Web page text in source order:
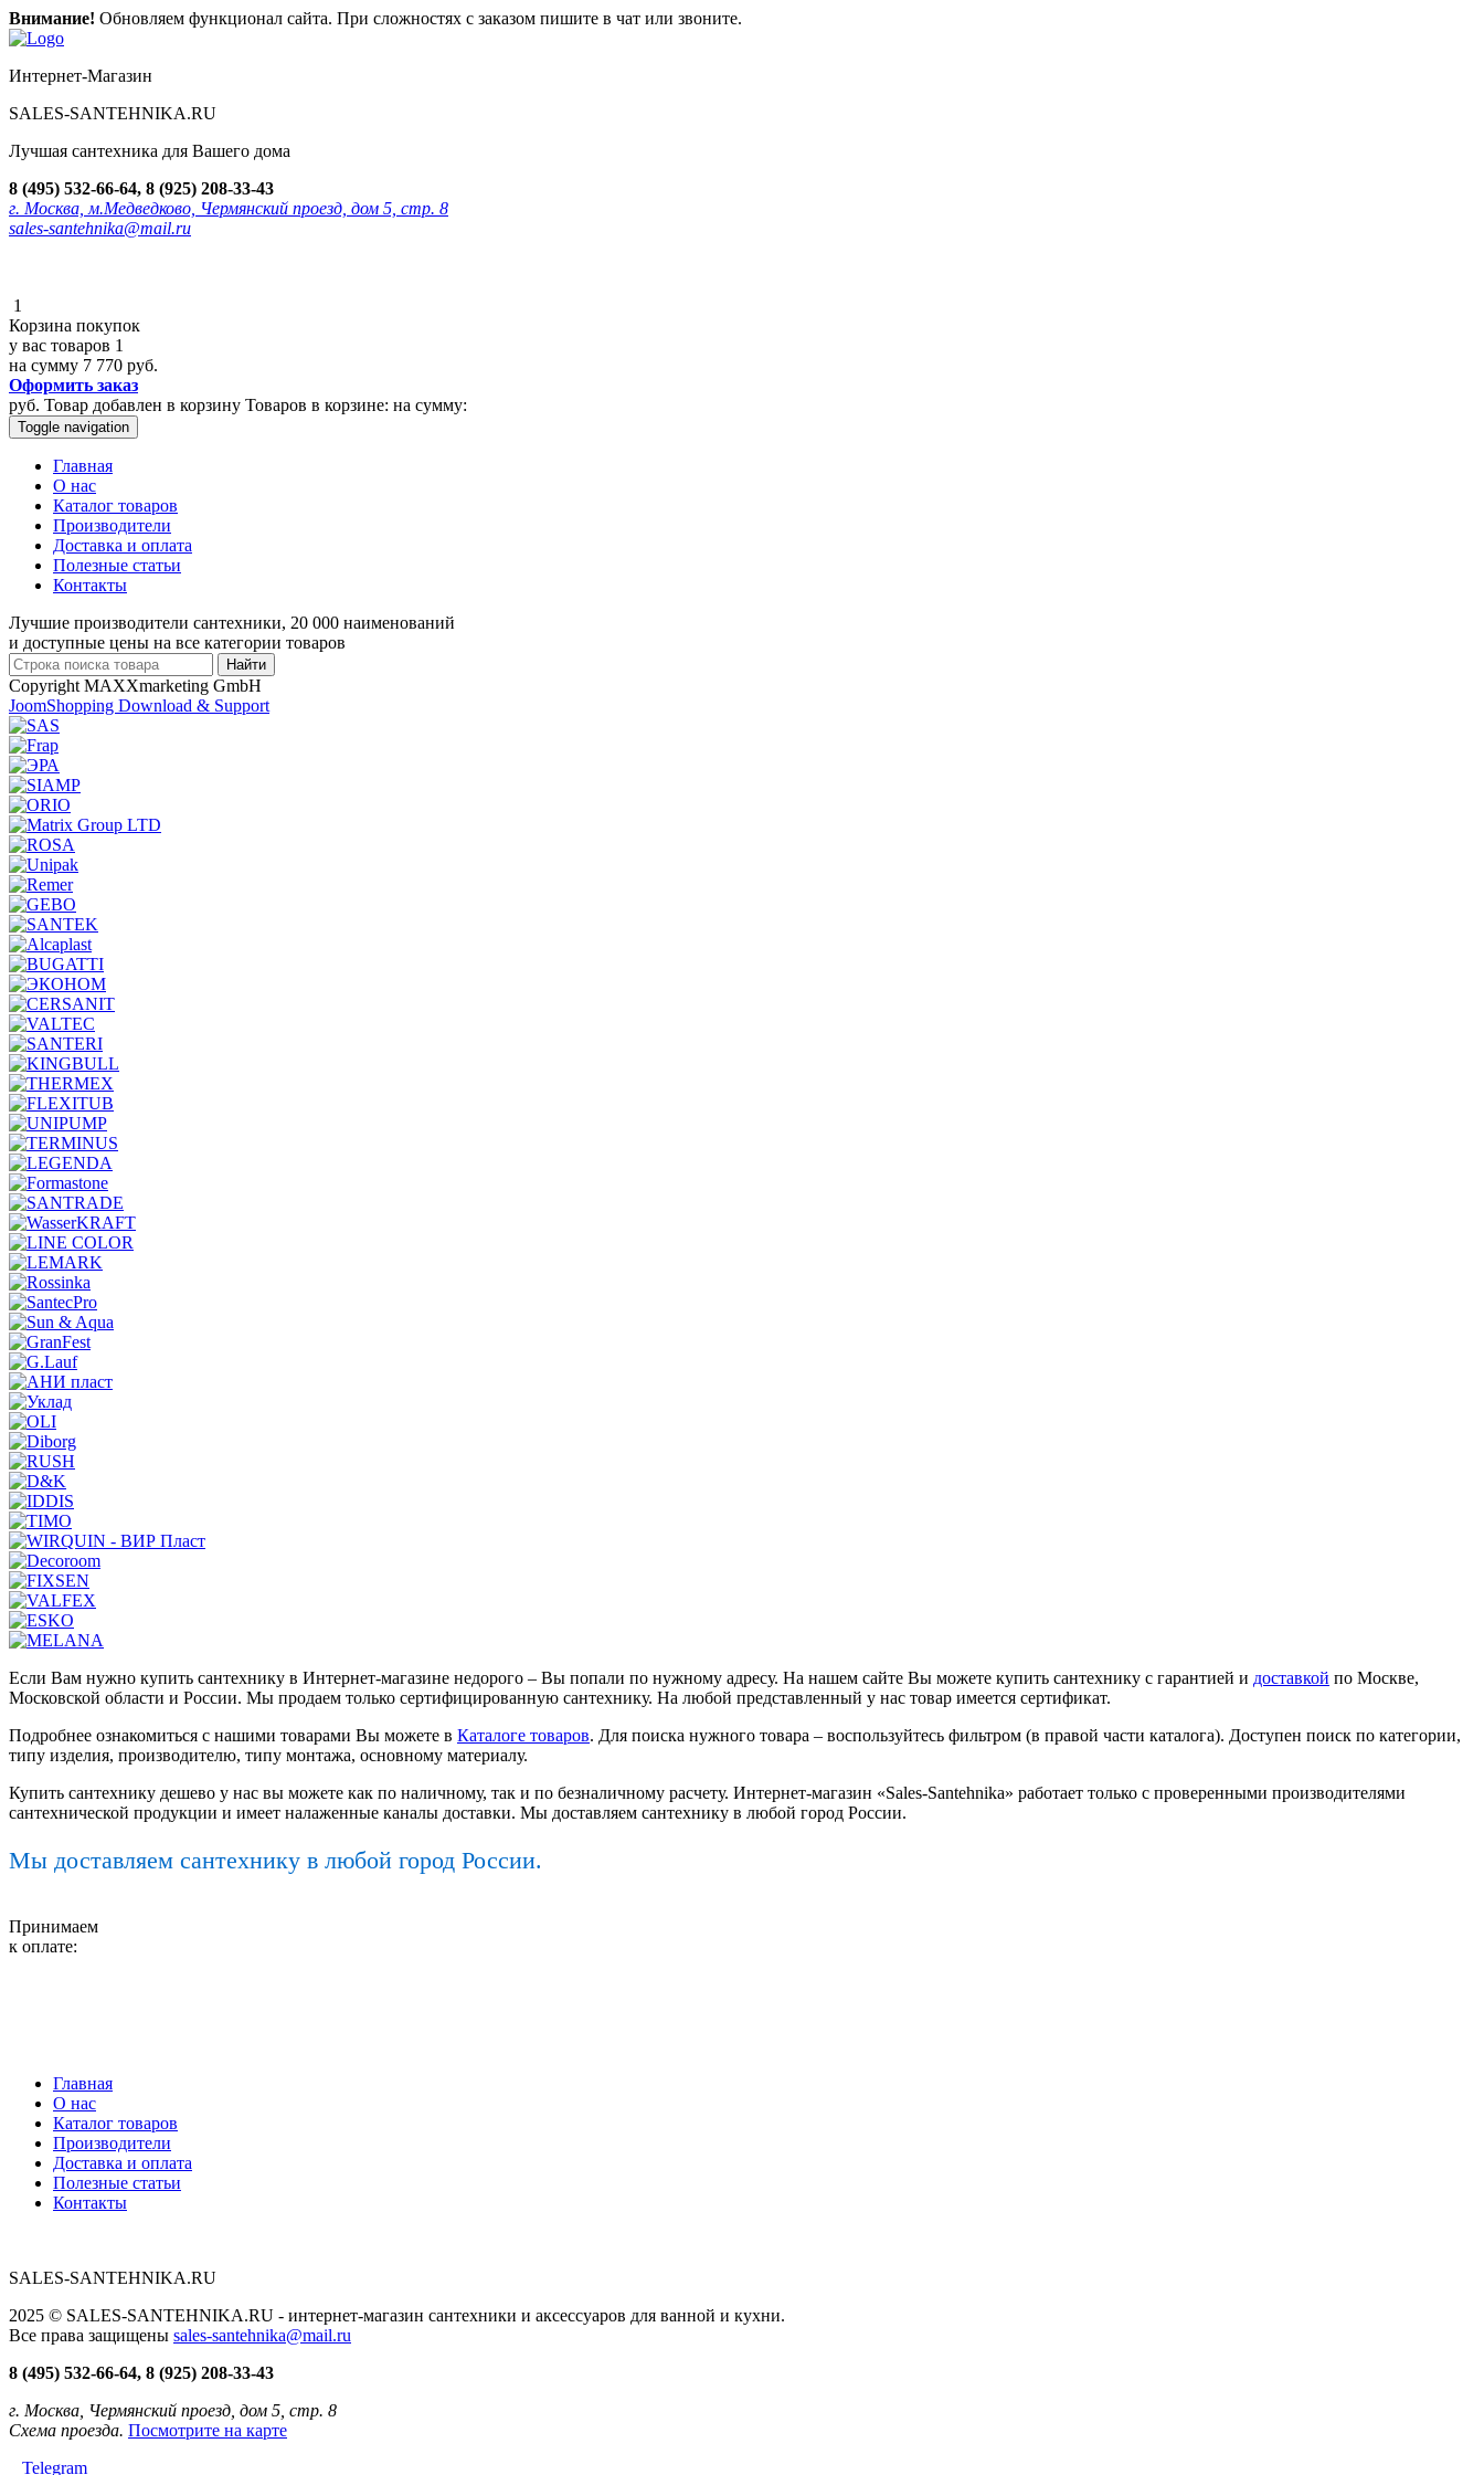
Внимание! Обновляем функционал сайта. При сложностях с заказом пишите в чат или звоните.
Интернет-Магазин
SALES-SANTEHNIKA.RU
Лучшая сантехника для Вашего дома
8 (495) 532-66-64, 8 (925) 208-33-43
г. Москва, м.Медведково, Чермянский проезд, дом 5, стр. 8
sales-santehnika@mail.ru
1
Корзина покупок
у вас товаров 1
на сумму 7 770 руб.
Оформить заказ
руб. Товар добавлен в корзину Товаров в корзине: на сумму:
Toggle navigation
Главная
О нас
Каталог товаров
Производители
Доставка и оплата
Полезные статьи
Контакты
Лучшие производители сантехники, 20 000 наименований
и доступные цены на все категории товаров
Copyright MAXXmarketing GmbH
JoomShopping Download & Support
Если Вам нужно купить сантехнику в Интернет-магазине недорого – Вы попали по нужному адресу. На нашем сайте Вы можете купить сантехнику с гарантией и доставкой по Москве,
Московской области и России. Мы продаем только сертифицированную сантехнику. На любой представленный у нас товар имеется сертификат.
Подробнее ознакомиться с нашими товарами Вы можете в Каталоге товаров. Для поиска нужного товара – воспользуйтесь фильтром (в правой части каталога). Доступен поиск по категории,
типу изделия, производителю, типу монтажа, основному материалу.
Купить сантехнику дешево у нас вы можете как по наличному, так и по безналичному расчету. Интернет-магазин «Sales-Santehnika» работает только с проверенными производителями
сантехнической продукции и имеет налаженные каналы доставки. Мы доставляем сантехнику в любой город России.
Мы доставляем сантехнику в любой город России.
Принимаем
к оплате:
Главная
О нас
Каталог товаров
Производители
Доставка и оплата
Полезные статьи
Контакты
SALES-SANTEHNIKA.RU
2025 © SALES-SANTEHNIKA.RU - интернет-магазин сантехники и аксессуаров для ванной и кухни.
Все права защищены sales-santehnika@mail.ru
8 (495) 532-66-64, 8 (925) 208-33-43
г. Москва, Чермянский проезд, дом 5, стр. 8
Схема проезда. Посмотрите на карте
Telegram